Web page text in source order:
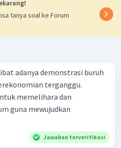
tanya soal ke Forum
adanya demonstrasi buruh
terganggu.
memelihara dan
guna mewujudkan
Jawaban terverifikasi